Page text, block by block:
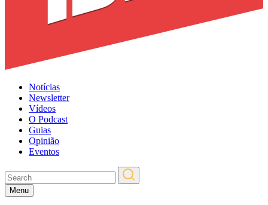
Notícias
Newsletter
Vídeos
O Podcast
Guias
Opinião
Eventos
Menu